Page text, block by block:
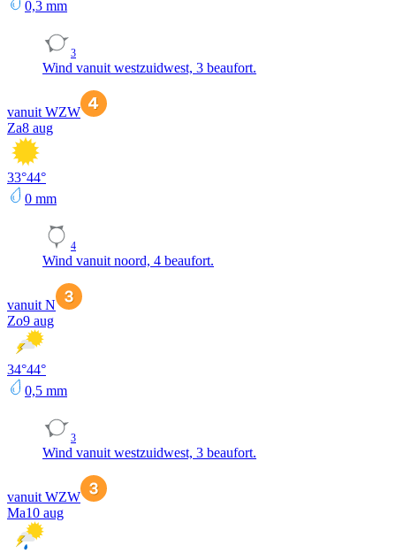
0,3 mm
3
Wind vanuit westzuidwest, 3 beaufort.
vanuit WZW
Za8 aug
33°44°
0 mm
4
Wind vanuit noord, 4 beaufort.
vanuit N
Zo9 aug
34°44°
0,5 mm
3
Wind vanuit westzuidwest, 3 beaufort.
vanuit WZW
Ma10 aug